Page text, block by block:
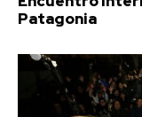
Patagonia